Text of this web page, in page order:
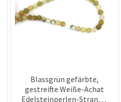
Blassgrün gefärbte,
gestreifte Weiße-Achat
Edelsteinperlen-Strang –